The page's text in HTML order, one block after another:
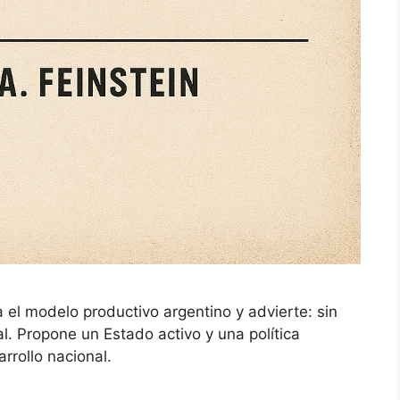
el modelo productivo argentino y advierte: sin
Propone un Estado activo y una política
nacional.